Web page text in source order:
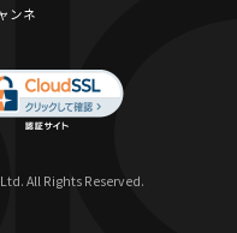
ンネ
All Rights Reserved.